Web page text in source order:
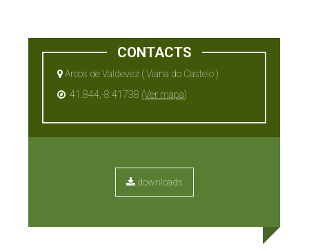
CONTACTS
Arcos de Valdevez ( Viana do Castelo )
41.844,-8.41738 (Ver mapa)
downloads